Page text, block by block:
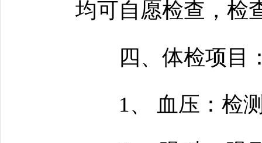
均可自愿检查，检
四、体检项目
1、 血压：检测